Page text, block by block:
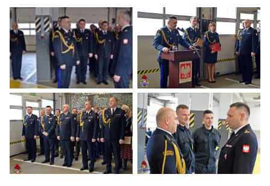
Pokaż
zdjęcie
1
galerii.
Pokaż
zdjęcie
2
galerii.